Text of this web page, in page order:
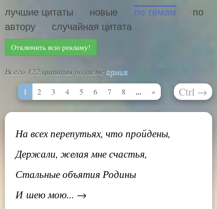
лучшие цитаты новые по темам
по
автору
случайная цитата
Отключить всю рекламу!
Всего 122 цитаты по теме армия
1 2 3 4 5 6 7 8 ... » Ctrl →
На всех перепутьях, что пройдены,
Держали, желая мне счастья,
Стальные объятия Родины
И шею мою... →